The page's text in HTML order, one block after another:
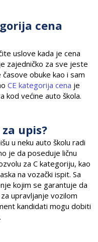
cena
uslove kada je cena
zajedničko za sve jeste
obuke kao i sam
CE kategorija cena je
kod većine auto škola.
upis?
u neku auto školu radi
je da poseduje ličnu
za C kategoriju, kao
na vozački ispit. Sa
kojim se garantuje da
upravljanje vozilom
kandidati mogu dobiti